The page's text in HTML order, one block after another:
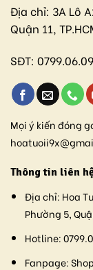
Địa chỉ: 3A Lô
Quận 11,
SĐT:
Mọi ý kiến đóng
Thông tin liên
Địa chỉ: Hoa
Phường 5,
Hotline:
Fanpage: